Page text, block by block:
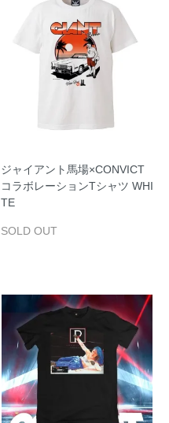
ジャイアント馬場×CONVICT
コラボレーションTシャツ WHI
TE
SOLD OUT